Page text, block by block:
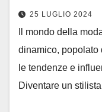
25 LUGLIO 2024
Il mondo della
dinamico, popolato
le tendenze e
Diventare un